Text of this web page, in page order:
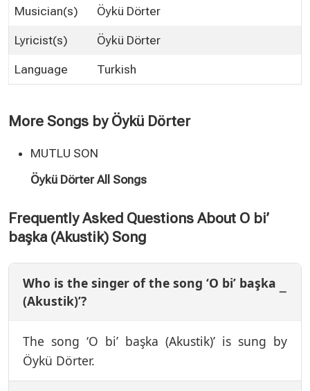
Musician(s) Öykü Dörter
Lyricist(s) Öykü Dörter
Language Turkish
More Songs by Öykü Dörter
MUTLU SON
Öykü Dörter All Songs
Frequently Asked Questions About O bi’
başka (Akustik) Song
Who is the singer of the song ‘O bi’ başka
(Akustik)’?
The song ‘O bi’ başka (Akustik)’ is sung by
Öykü Dörter.